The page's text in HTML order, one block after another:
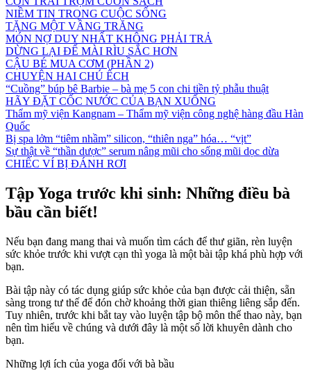
NIỀM TIN TRONG CUỘC SỐNG
TẶNG MỘT VẦNG TRĂNG
MÓN NỢ DUY NHẤT KHÔNG PHẢI TRẢ
DỪNG LẠI ĐỂ MÀI RÌU SẮC HƠN
CẬU BÉ MUA CƠM (PHẦN 2)
CHUYỆN HAI CHÚ ẾCH
“Cuồng” búp bê Barbie – bà mẹ 5 con chi tiền tỷ phẫu thuật
HÃY ĐẶT CỐC NƯỚC CỦA BẠN XUỐNG
Thẩm mỹ viện Kangnam – Thẩm mỹ viện công nghệ hàng đầu Hàn
Quốc
Bị spa lởm “tiêm nhầm” silicon, “thiên nga” hóa… “vịt”
Sự thật về “thần dược” serum nâng mũi cho sống mũi dọc dừa
CHIẾC VÍ BỊ ĐÁNH RƠI
Tập Yoga trước khi sinh: Những điều bà
bầu cần biết!
Nếu bạn đang mang thai và muốn tìm cách để thư giãn, rèn luyện
sức khỏe trước khi vượt cạn thì yoga là một bài tập khá phù hợp với
bạn.
Bài tập này có tác dụng giúp sức khỏe của bạn được cải thiện, sẵn
sàng trong tư thế để đón chờ khoảng thời gian thiêng liêng sắp đến.
Tuy nhiên, trước khi bắt tay vào luyện tập bộ môn thể thao này, bạn
nên tìm hiểu về chúng và dưới đây là một số lời khuyên dành cho
bạn.
Những lợi ích của yoga đối với bà bầu